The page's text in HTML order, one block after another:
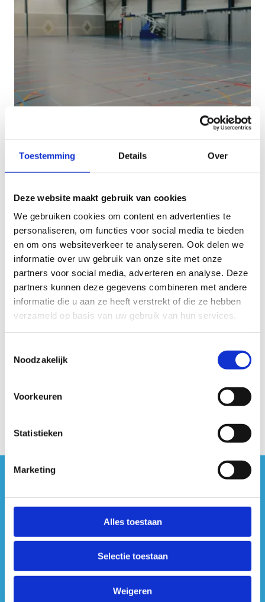
Toestemming Details Over
Deze website maakt gebruik van cookies
We gebruiken cookies om content en advertenties te
personaliseren, om functies voor social media te bieden
en om ons websiteverkeer te analyseren. Ook delen we
informatie over uw gebruik van onze site met onze
partners voor social media, adverteren en analyse. Deze
partners kunnen deze gegevens combineren met andere
informatie die u aan ze heeft verstrekt of die ze hebben
verzameld op basis van uw gebruik van hun services.
Noodzakelijk
Voorkeuren
Statistieken
Marketing
Alles toestaan
Selectie toestaan
Weigeren
Schoolsportinfrastructuur
ook op sociale media